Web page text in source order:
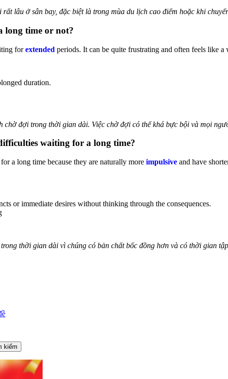
lâu ở sân bay, đặc biệt là trong mùa du lịch cao điểm hoặc khi
long time or not?
forextended periods. It can be quite frustrating and often feels like a
duration.
chờ đợi trong thời gian dài. Việc chờ đợi có thể khá bực bội và mọi
waiting for a long time?
a long time because they are naturally more impulsive and have
or immediate desires without thinking through the consequences.
thời gian dài vì chúng có bản chất bốc đồng hơn và có thời gian
kiếm